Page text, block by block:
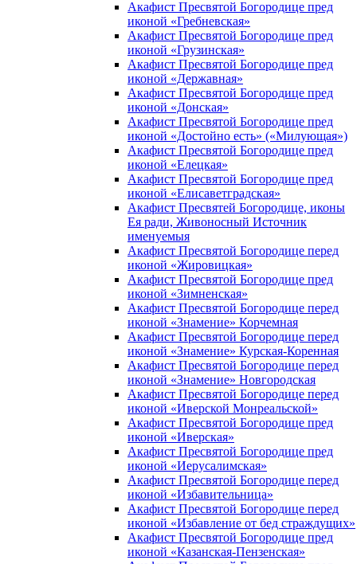
Акафист Пресвятой Богородице пред
иконой «Гребневская»
Акафист Пресвятой Богородице пред
иконой «Грузинская»
Акафист Пресвятой Богородице пред
иконой «Державная»
Акафист Пресвятой Богородице пред
иконой «Донская»
Акафист Пресвятой Богородице пред
иконой «Достойно есть» («Милующая»)
Акафист Пресвятой Богородице пред
иконой «Елецкая»
Акафист Пресвятой Богородице пред
иконой «Елисаветградская»
Акафист Пресвятей Богородице, иконы
Ея ради, Живоносный Источник
именуемыя
Акафист Пресвятой Богородице перед
иконой «Жировицкая»
Акафист Пресвятой Богородице пред
иконой «Зимненская»
Акафист Пресвятой Богородице перед
иконой «Знамение» Корчемная
Акафист Пресвятой Богородице перед
иконой «Знамение» Курская-Коренная
Акафист Пресвятой Богородице перед
иконой «Знамение» Новгородская
Акафист Пресвятой Богородице перед
иконой «Иверской Монреальской»
Акафист Пресвятой Богородице пред
иконой «Иверская»
Акафист Пресвятой Богородице пред
иконой «Иерусалимская»
Акафист Пресвятой Богородице перед
иконой «Избавительница»
Акафист Пресвятой Богородице перед
иконой «Избавление от бед страждущих»
Акафист Пресвятой Богородице пред
иконой «Казанская-Пензенская»